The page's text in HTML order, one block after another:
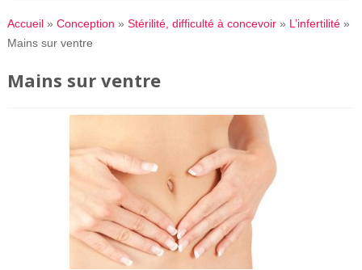
Accueil» Conception » Stérilité, difficulté à concevoir» L’infertilité»
Mains sur ventre
Mains sur ventre